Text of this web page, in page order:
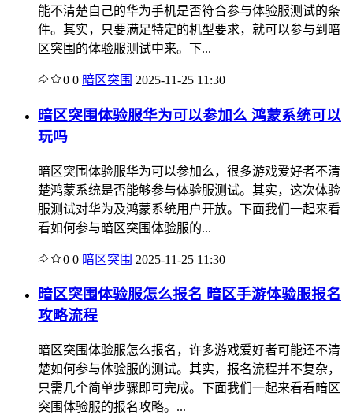
能不清楚自己的华为手机是否符合参与体验服测试的条
件。其实，只要满足特定的机型要求，就可以参与到暗
区突围的体验服测试中来。下...
0 0 暗区突围 2025-11-25 11:30
暗区突围体验服华为可以参加么 鸿蒙系统可以
玩吗
暗区突围体验服华为可以参加么，很多游戏爱好者不清
楚鸿蒙系统是否能够参与体验服测试。其实，这次体验
服测试对华为及鸿蒙系统用户开放。下面我们一起来看
看如何参与暗区突围体验服的...
0 0 暗区突围 2025-11-25 11:30
暗区突围体验服怎么报名 暗区手游体验服报名
攻略流程
暗区突围体验服怎么报名，许多游戏爱好者可能还不清
楚如何参与体验服的测试。其实，报名流程并不复杂，
只需几个简单步骤即可完成。下面我们一起来看看暗区
突围体验服的报名攻略。...